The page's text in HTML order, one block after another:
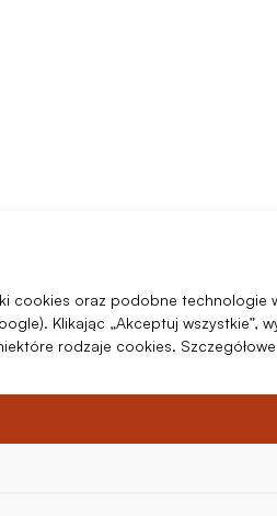
cookies oraz podobne technologie
Klikając „Akceptuj
rodzaje cookies.